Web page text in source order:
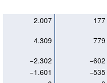
2.007
177
4.309
779
−2.302
−602
−1.601
−535